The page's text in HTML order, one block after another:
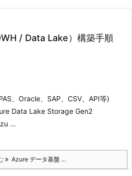
/ Data Lake）構築手順
、Oracle、SAP、CSV、API等)
Data Lake Storage Gen2
...
Azure データ基盤 ...